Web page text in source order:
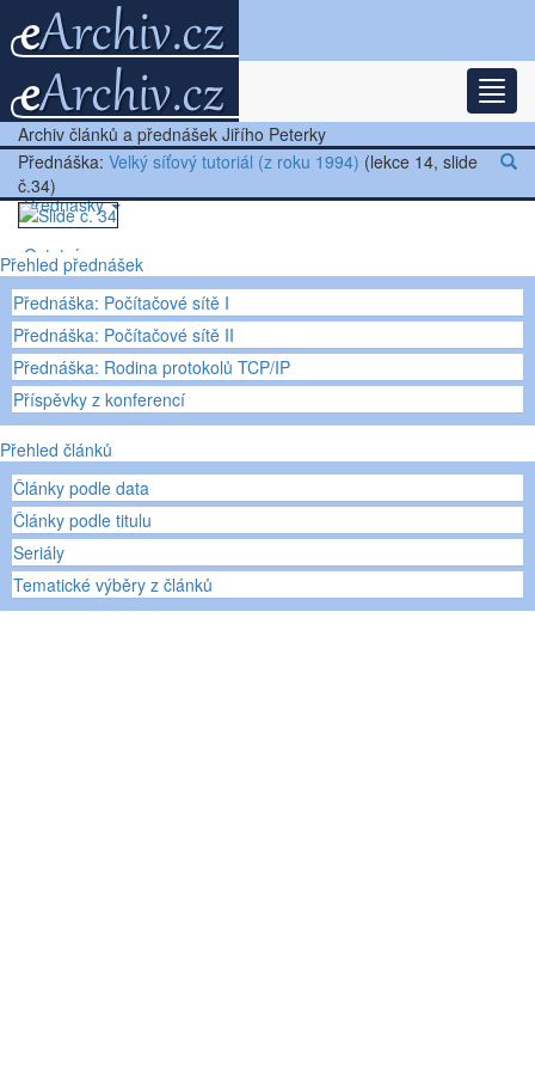
Nejnovější články
Další články
Přednášky
Ostatní
Archiv článků a přednášek Jiřího Peterky
Přednáška: Velký síťový tutoriál (z roku 1994) (lekce 14, slide
č.34)
Přehled přednášek
Přednáška: Počítačové sítě I
Přednáška: Počítačové sítě II
Přednáška: Rodina protokolů TCP/IP
Příspěvky z konferencí
Přehled článků
Články podle data
Články podle titulu
Seriály
Tematické výběry z článků